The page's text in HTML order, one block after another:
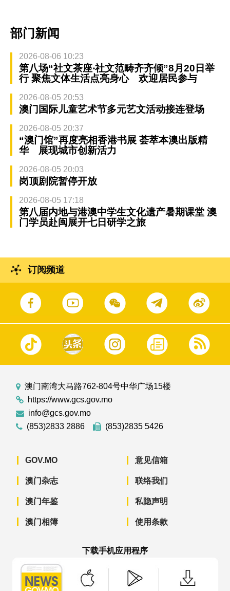
部门新闻
2026-08-06 10:23
第八场“社文茶座‧社文范畴齐齐倾”8月20日举
行 聚焦文体生活点亮身心 欢迎居民参与
2026-08-05 20:53
澳门国际儿童艺术节多元艺文活动接连登场
2026-08-05 20:37
“澳门馆”再度亮相香港书展 荟萃本澳出版精
华 展现城市创新活力
2026-08-05 20:03
岗顶剧院暂停开放
2026-08-05 17:18
第八届内地与港澳中学生文化遗产暑期课堂 澳
门学员赴闽展开七日研学之旅
订阅频道
澳门南湾大马路762-804号中华广场15楼
https://www.gcs.gov.mo
info@gcs.gov.mo
(853)2833 2886
(853)2835 5426
GOV.MO
澳门杂志
澳门年鉴
澳门相簿
意见信箱
联络我们
私隐声明
使用条款
下载手机应用程序